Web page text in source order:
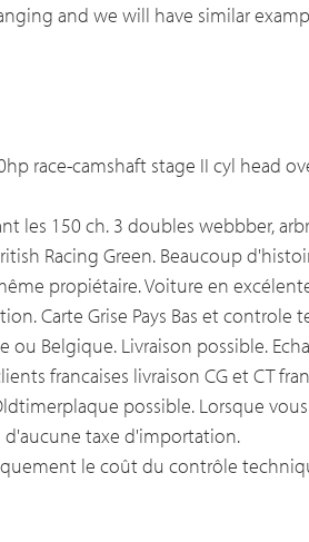
and we will have similar
race-camshaft stage II cyl head
les 150 ch. 3 doubles webbber,
Racing Green. Beaucoup
propiétaire. Voiture en
Carte Grise Pays Bas et controle
ou Belgique. Livraison possible.
francaises livraison CG et CT
possible. Lorsque
taxe d'importation.
le coût du contrôle